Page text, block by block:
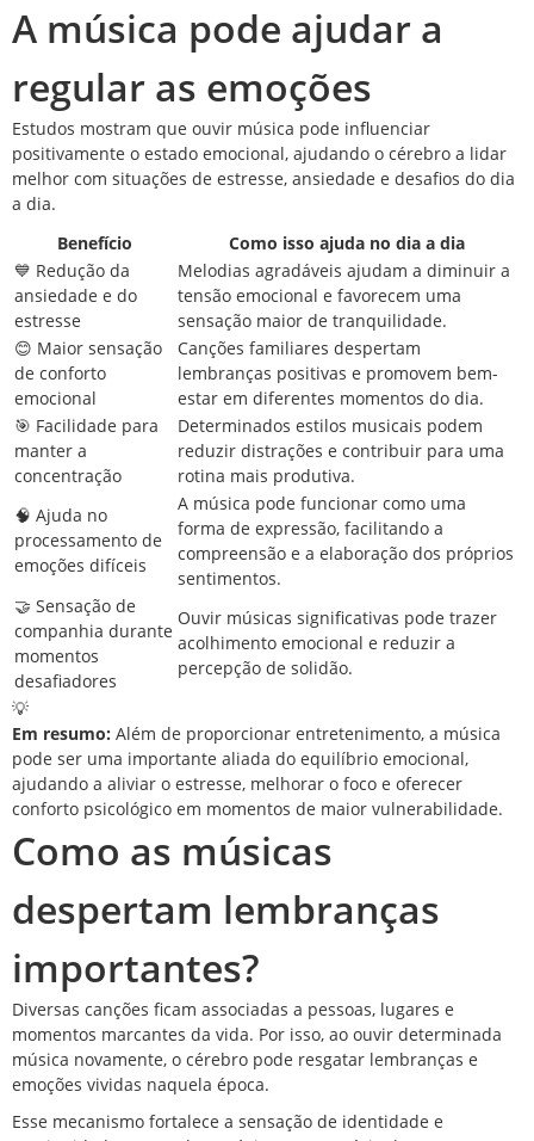
A música pode ajudar a
regular as emoções
Estudos mostram que ouvir música pode influenciar
positivamente o estado emocional, ajudando o cérebro a lidar
melhor com situações de estresse, ansiedade e desafios do dia
a dia.
Benefício
Como isso ajuda no dia a dia
💙 Redução da
ansiedade e do
estresse
Melodias agradáveis ajudam a diminuir a
tensão emocional e favorecem uma
sensação maior de tranquilidade.
😊 Maior sensação
de conforto
emocional
Canções familiares despertam
lembranças positivas e promovem bem-
estar em diferentes momentos do dia.
🎯 Facilidade para
manter a
concentração
Determinados estilos musicais podem
reduzir distrações e contribuir para uma
rotina mais produtiva.
🧠 Ajuda no
processamento de
emoções difíceis
A música pode funcionar como uma
forma de expressão, facilitando a
compreensão e a elaboração dos próprios
sentimentos.
🤝 Sensação de
companhia durante
momentos
desafiadores
Ouvir músicas significativas pode trazer
acolhimento emocional e reduzir a
percepção de solidão.
💡
Em resumo: Além de proporcionar entretenimento, a música
pode ser uma importante aliada do equilíbrio emocional,
ajudando a aliviar o estresse, melhorar o foco e oferecer
conforto psicológico em momentos de maior vulnerabilidade.
Como as músicas
despertam lembranças
importantes?
Diversas canções ficam associadas a pessoas, lugares e
momentos marcantes da vida. Por isso, ao ouvir determinada
música novamente, o cérebro pode resgatar lembranças e
emoções vividas naquela época.
Esse mecanismo fortalece a sensação de identidade e